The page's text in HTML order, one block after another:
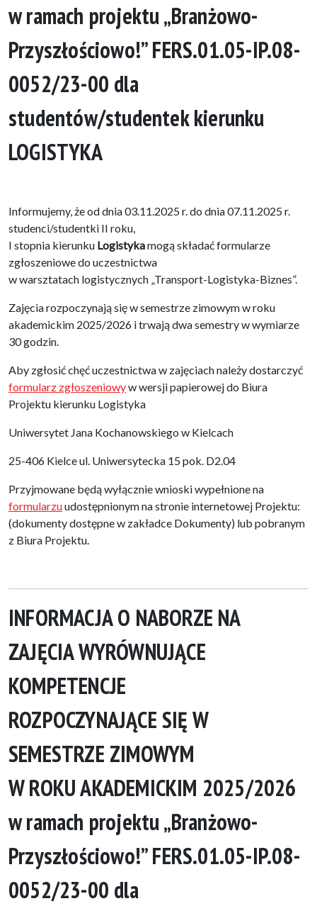
w ramach projektu „Branżowo-
Przyszłościowo!” FERS.01.05-IP.08-
0052/23-00 dla
studentów/studentek kierunku
LOGISTYKA
Informujemy, że od dnia 03.11.2025 r. do dnia 07.11.2025 r.
studenci/studentki II roku,
I stopnia kierunku Logistykamogą składać formularze
zgłoszeniowe do uczestnictwa
w warsztatach logistycznych „Transport-Logistyka-Biznes”.
Zajęcia rozpoczynają się w semestrze zimowym w roku
akademickim 2025/2026 i trwają dwa semestry w wymiarze
30 godzin.
Aby zgłosić chęć uczestnictwa w zajęciach należy dostarczyć
formularz zgłoszeniowyw wersji papierowej do Biura
Projektu kierunku Logistyka
Uniwersytet Jana Kochanowskiego w Kielcach
25-406 Kielce ul. Uniwersytecka 15 pok. D2.04
Przyjmowane będą wyłącznie wnioski wypełnione na
formularzuudostępnionym na stronie internetowej Projektu:
(dokumenty dostępne w zakładce Dokumenty) lub pobranym
z Biura Projektu.
INFORMACJA O NABORZE NA
ZAJĘCIA WYRÓWNUJĄCE
KOMPETENCJE
ROZPOCZYNAJĄCE SIĘ W
SEMESTRZE ZIMOWYM
W ROKU AKADEMICKIM 2025/2026
w ramach projektu „Branżowo-
Przyszłościowo!” FERS.01.05-IP.08-
0052/23-00 dla